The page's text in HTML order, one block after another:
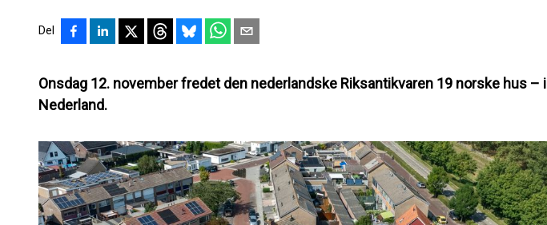
Del
Onsdag 12. november fredet den nederlandske Riksantikvaren 19 norske hus – i
Nederland.